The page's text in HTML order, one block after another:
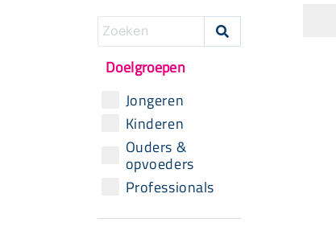

Doelgroepen
Jongeren
Kinderen
Ouders &
opvoeders
Professionals